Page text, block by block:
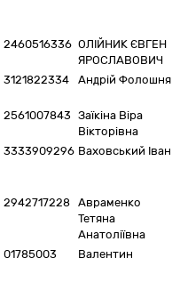
2460516336 ОЛІЙНИК ЄВГЕН
ЯРОСЛАВОВИЧ
3121822334 Андрій Фолошня
2561007843 Заїкіна Віра
Вікторівна
3333909296 Ваховський Іван
2942717228 Авраменко
Тетяна
Анатоліївна
01785003 Валентин